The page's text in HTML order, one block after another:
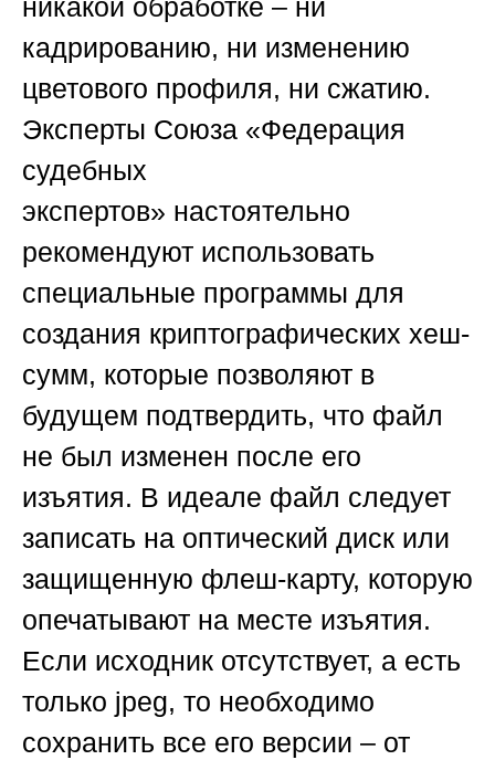
никакой обработке – ни
кадрированию, ни изменению
цветового профиля, ни сжатию.
Эксперты Союза «Федерация
судебных
экспертов» настоятельно
рекомендуют использовать
специальные программы для
создания криптографических хеш-
сумм, которые позволяют в
будущем подтвердить, что файл
не был изменен после его
изъятия. В идеале файл следует
записать на оптический диск или
защищенную флеш-карту, которую
опечатывают на месте изъятия.
Если исходник отсутствует, а есть
только jpeg, то необходимо
сохранить все его версии – от